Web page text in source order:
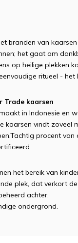
branden van
het gaat om
op heilige plekken
ritueel - het
Trade kaarsen
in Indonesie en
kaarsen vindt
procent
het bereik van
plek, dat verkort
achter.
ondergrond.